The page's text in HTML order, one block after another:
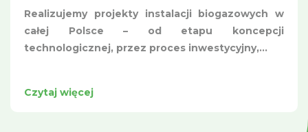
Realizujemy projekty instalacji biogazowych w
całej Polsce – od etapu koncepcji
technologicznej, przez proces inwestycyjny,...
Czytaj więcej